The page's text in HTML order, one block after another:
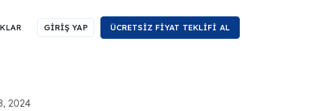
GİRİŞ YAP ÜCRETSİZ FİYAT TEKLİFİ AL
2024